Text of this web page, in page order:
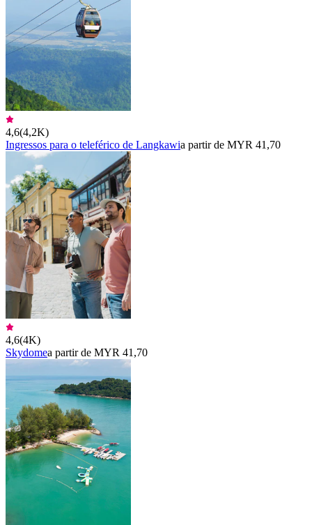
4,6(4,2K)
Ingressos para o teleférico de Langkawia partir de MYR 41,70
4,6(4K)
Skydomea partir de MYR 41,70